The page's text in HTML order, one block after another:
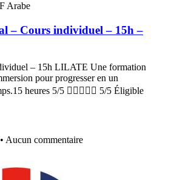
Arabe
– Cours individuel – 15h –
– 15h LILATE Une formation
pour progresser en un
heures 5/5  5/5 Éligible
Aucun commentaire